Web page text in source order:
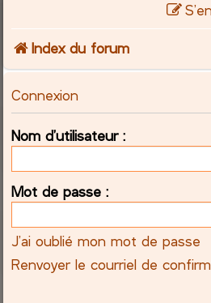
Index du forum
Connexion
Nom d’utilisateur :
Mot de passe :
J’ai oublié mon mot de passe
Renvoyer le courriel de